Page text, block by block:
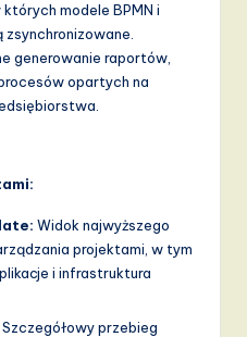
modele BPMN i
zsynchronizowane.
generowanie raportów,
opartych na
Widok najwyższego
projektami, w tym
i infrastruktura
Szczegółowy przebieg